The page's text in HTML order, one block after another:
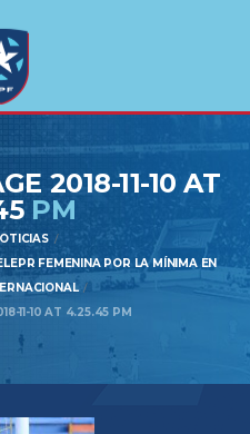
2018-11-10 AT
PM
FEMENINA POR LA MÍNIMA EN
11-10 AT 4.25.45 PM